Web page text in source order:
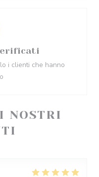
NOSTRI
i clienti che hanno